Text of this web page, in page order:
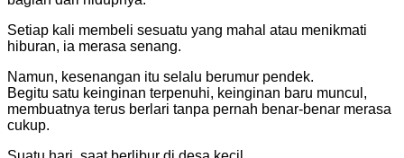
Setiap kali membeli sesuatu yang mahal atau menikmati
hiburan, ia merasa senang.
Namun, kesenangan itu selalu berumur pendek.
Begitu satu keinginan terpenuhi, keinginan baru muncul,
membuatnya terus berlari tanpa pernah benar-benar merasa
cukup.